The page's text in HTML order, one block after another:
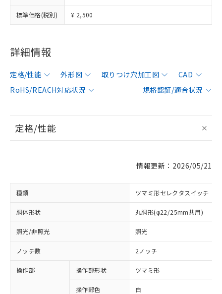
標準価格(税別) ¥ 2,500
詳細情報
定格/性能 外形図 取りつけ穴加工図
CAD
RoHS/REACH対応状況
規格認証/適合状況
定格/性能
情報更新：2026/05/21
種類 ツマミ形セレクタスイッチ
胴体形状 丸胴形(φ22/25mm共用)
照光/非照光 照光
ノッチ数 2ノッチ
操作部 操作部形状 ツマミ形
操作部色 白